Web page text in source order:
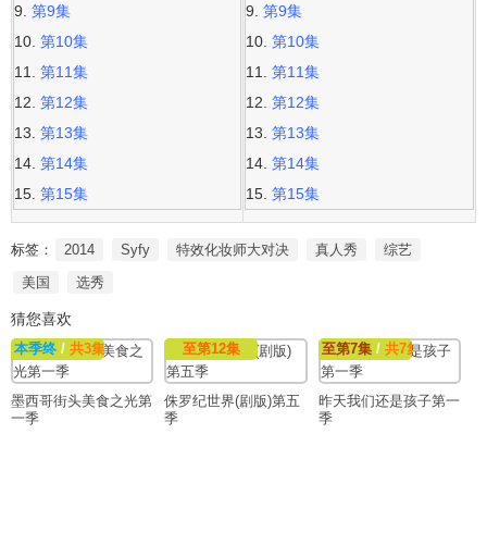
第9集
第10集
第11集
第12集
第13集
第14集
第15集
第9集
第10集
第11集
第12集
第13集
第14集
第15集
标签： 2014 Syfy 特效化妆师大对决 真人秀
综艺
美国
选秀
猜您喜欢
本季终 / 共3集
墨西哥街头美食之光第
一季
至第12集
侏罗纪世界(剧版)第五
季
至第7集/ 共7集
昨天我们还是孩子第一
季